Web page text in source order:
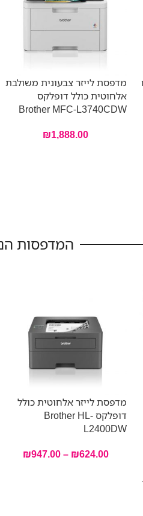
מדפסת לייזר צבעונית משולבת
אלחוטית כולל דופלקס
Brother MFC-L3740CDW
₪1,888.00
המדפסות
מדפסת לייזר אלחוטית כולל
דופלקס Brother HL-
L2400DW
₪624.00
–
₪947.00